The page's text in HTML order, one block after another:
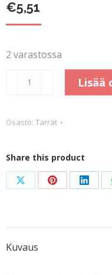
€5,51
2 varastossa
Outlet
logo
Lisää
Osasto: Tarrat
Share this product
Share
X
Share
Pinterest
Share
Kuvaus